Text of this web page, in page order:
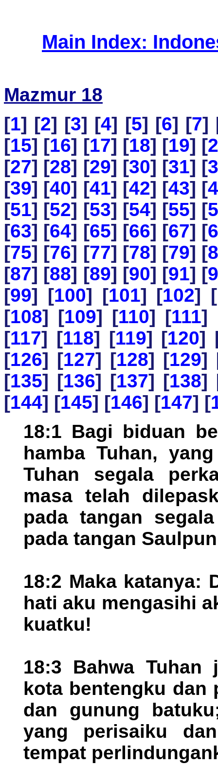
Main Index:
Mazmur 18
[1] [2] [3] [4] [5] [6] [7]
[15] [16] [17] [18] [19] [
[27] [28] [29] [30] [31] [
[39] [40] [41] [42] [43] [
[51] [52] [53] [54] [55] [
[63] [64] [65] [66] [67] [
[75] [76] [77] [78] [79] [
[87] [88] [89] [90] [91] [
[99] [100] [101] [102] [
[108] [109] [110] [111]
[117] [118] [119] [120]
[126] [127] [128] [129]
[135] [136] [137] [138]
[144] [145] [146] [147] [
18:1 Bagi biduan
hamba Tuhan,
Tuhan segala
masa telah
pada tangan
pada tangan
18:2 Maka katanya:
hati aku mengasihi
kuatku!
18:3 Bahwa
kota bentengku dan
dan gunung
yang perisaiku
tempat